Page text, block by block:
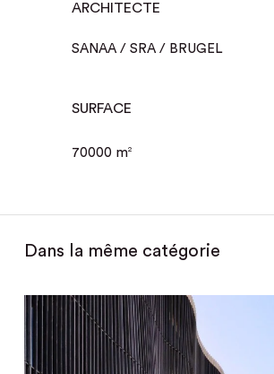
ARCHITECTE
SANAA / SRA / BRUGEL
SURFACE
70000 m2
Dans la même catégorie